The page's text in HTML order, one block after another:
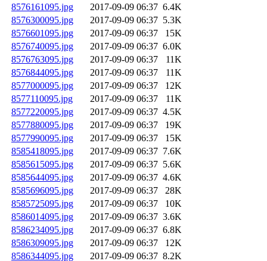
8576161095.jpg
2017-09-09 06:37 6.4K
8576300095.jpg
2017-09-09 06:37 5.3K
8576601095.jpg
2017-09-09 06:37
15K
8576740095.jpg
2017-09-09 06:37 6.0K
8576763095.jpg
2017-09-09 06:37
11K
8576844095.jpg
2017-09-09 06:37
11K
8577000095.jpg
2017-09-09 06:37
12K
8577110095.jpg
2017-09-09 06:37
11K
8577220095.jpg
2017-09-09 06:37 4.5K
8577880095.jpg
2017-09-09 06:37
19K
8577990095.jpg
2017-09-09 06:37
15K
8585418095.jpg
2017-09-09 06:37 7.6K
8585615095.jpg
2017-09-09 06:37 5.6K
8585644095.jpg
2017-09-09 06:37 4.6K
8585696095.jpg
2017-09-09 06:37
28K
8585725095.jpg
2017-09-09 06:37
10K
8586014095.jpg
2017-09-09 06:37 3.6K
8586234095.jpg
2017-09-09 06:37 6.8K
8586309095.jpg
2017-09-09 06:37
12K
8586344095.jpg
2017-09-09 06:37 8.2K